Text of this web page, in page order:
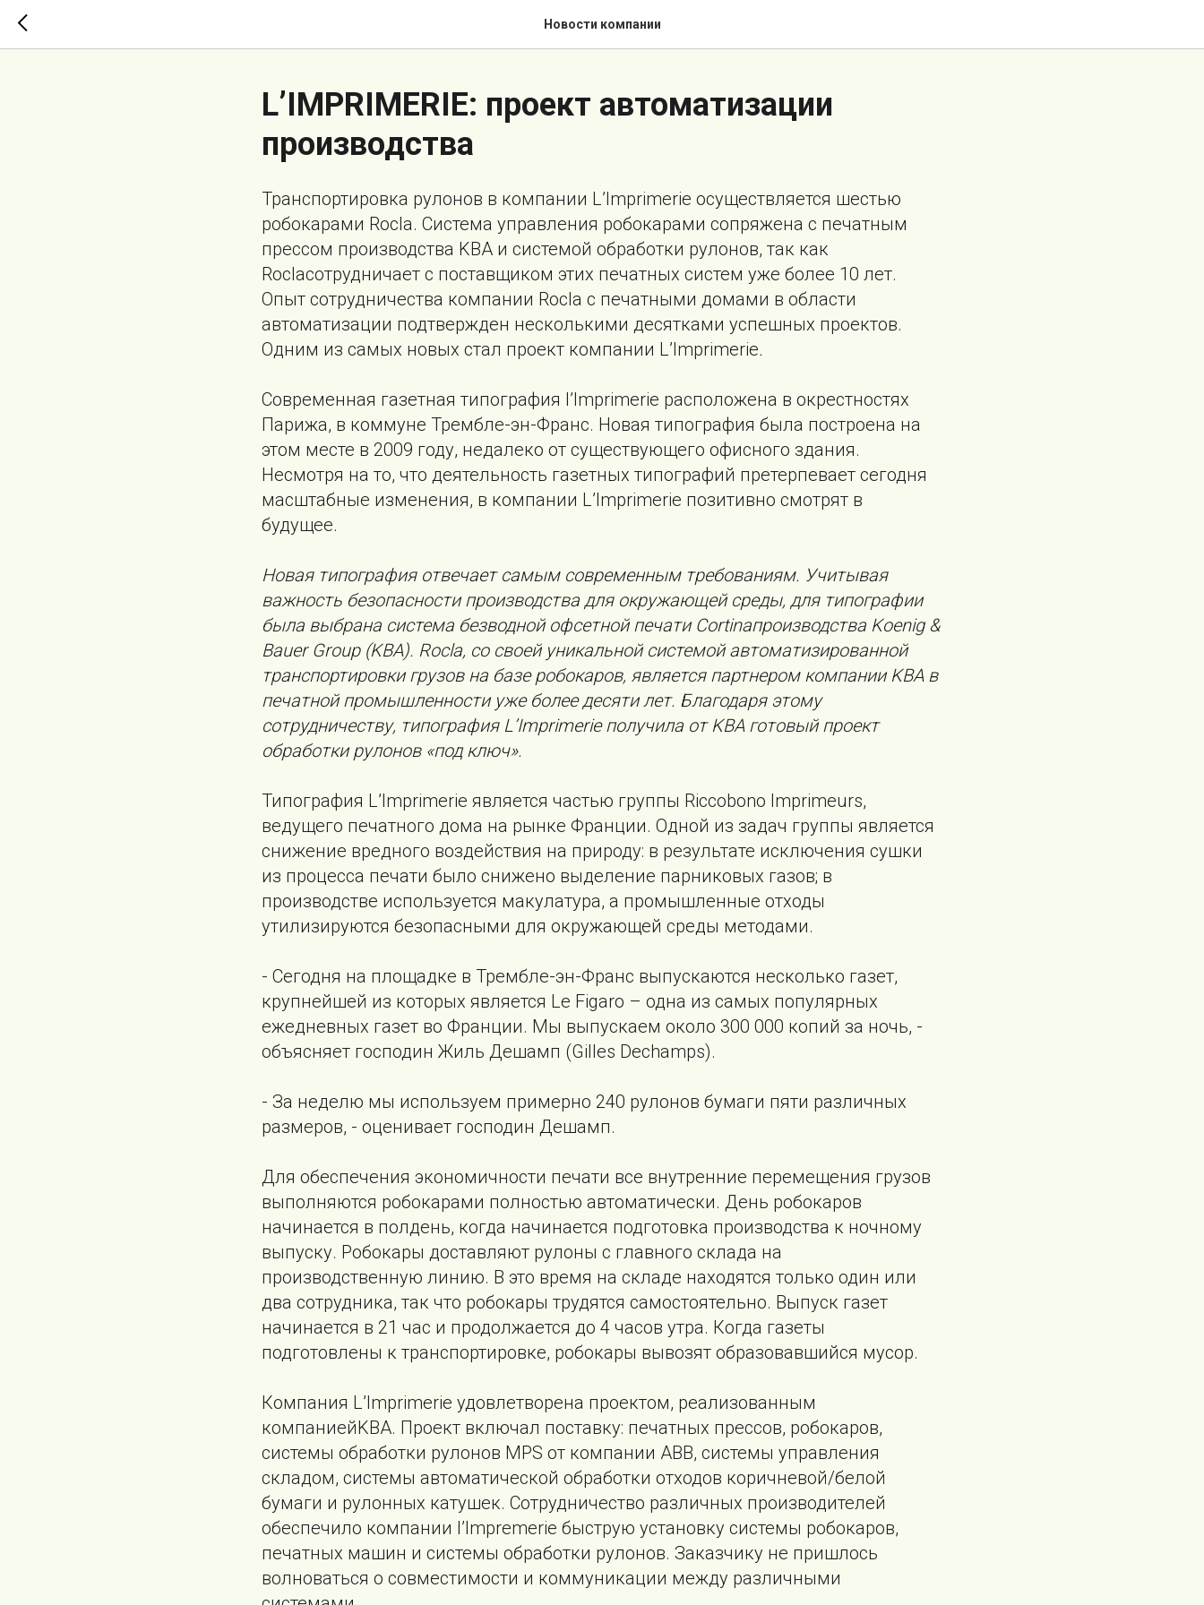
Новости компании
L’IMPRIMERIE: проект автоматизации
производства
Транспортировка рулонов в компании L’Imprimerie осуществляется шестью
робокарами Rocla. Система управления робокарами сопряжена с печатным
прессом производства KBA и системой обработки рулонов, так как
Roclaсотрудничает с поставщиком этих печатных систем уже более 10 лет.
Опыт сотрудничества компании Rocla с печатными домами в области
автоматизации подтвержден несколькими десятками успешных проектов.
Одним из самых новых стал проект компании L’Imprimerie.
Современная газетная типография l’Imprimerie расположена в окрестностях
Парижа, в коммуне Трембле-эн-Франс. Новая типография была построена на
этом месте в 2009 году, недалеко от существующего офисного здания.
Несмотря на то, что деятельность газетных типографий претерпевает сегодня
масштабные изменения, в компании L’Imprimerie позитивно смотрят в
будущее.
Новая типография отвечает самым современным требованиям. Учитывая
важность безопасности производства для окружающей среды, для типографии
была выбрана система безводной офсетной печати Cortinaпроизводства Koenig &
Bauer Group (KBA). Rocla, со своей уникальной системой автоматизированной
транспортировки грузов на базе робокаров, является партнером компании KBA в
печатной промышленности уже более десяти лет. Благодаря этому
сотрудничеству, типография L’Imprimerie получила от KBA готовый проект
обработки рулонов «под ключ».
Типография L’Imprimerie является частью группы Riccobono Imprimeurs,
ведущего печатного дома на рынке Франции. Одной из задач группы является
снижение вредного воздействия на природу: в результате исключения сушки
из процесса печати было снижено выделение парниковых газов; в
производстве используется макулатура, а промышленные отходы
утилизируются безопасными для окружающей среды методами.
- Сегодня на площадке в Трембле-эн-Франс выпускаются несколько газет,
крупнейшей из которых является Le Figaro – одна из самых популярных
ежедневных газет во Франции. Мы выпускаем около 300 000 копий за ночь, -
объясняет господин Жиль Дешамп (Gilles Dechamps).
- За неделю мы используем примерно 240 рулонов бумаги пяти различных
размеров, - оценивает господин Дешамп.
Для обеспечения экономичности печати все внутренние перемещения грузов
выполняются робокарами полностью автоматически. День робокаров
начинается в полдень, когда начинается подготовка производства к ночному
выпуску. Робокары доставляют рулоны с главного склада на
производственную линию. В это время на складе находятся только один или
два сотрудника, так что робокары трудятся самостоятельно. Выпуск газет
начинается в 21 час и продолжается до 4 часов утра. Когда газеты
подготовлены к транспортировке, робокары вывозят образовавшийся мусор.
Компания L’Imprimerie удовлетворена проектом, реализованным
компаниейKBA. Проект включал поставку: печатных прессов, робокаров,
системы обработки рулонов MPS от компании ABB, системы управления
складом, системы автоматической обработки отходов коричневой/белой
бумаги и рулонных катушек. Сотрудничество различных производителей
обеспечило компании l’Impremerie быструю установку системы робокаров,
печатных машин и системы обработки рулонов. Заказчику не пришлось
волноваться о совместимости и коммуникации между различными